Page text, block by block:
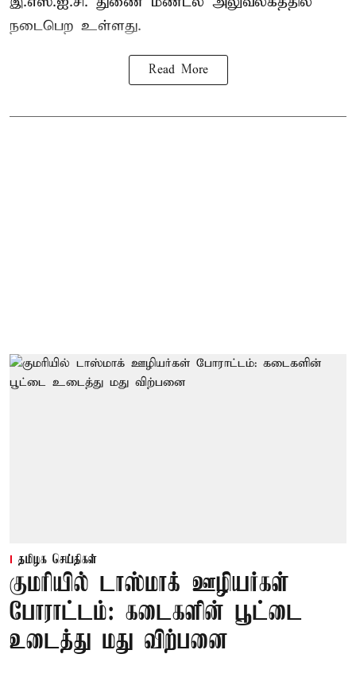
நடைபெற உள்ளது.
Read More
தமிழக செய்திகள்
குமரியில் டாஸ்மாக் ஊழியர்கள்
போராட்டம்: கடைகளின் பூட்டை
உடைத்து மது விற்பனை